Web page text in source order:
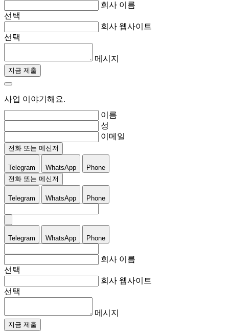
회사 이름
선택
회사 웹사이트
선택
메시지
지금 제출
사업 이야기해요.
이름
성
이메일
전화 또는 메신저
Telegram WhatsApp
Phone
전화 또는 메신저
Telegram WhatsApp Phone
Telegram WhatsApp Phone
회사 이름
선택
회사 웹사이트
선택
메시지
지금 제출